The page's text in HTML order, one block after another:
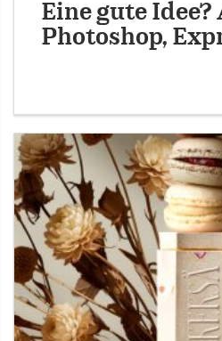
Eine gute Idee?
Photoshop,